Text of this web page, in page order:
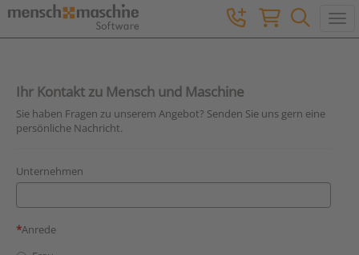
Ihr Kontakt zu Mensch und Maschine
Sie haben Fragen zu unserem Angebot? Senden Sie uns gern eine
persönliche Nachricht.
Unternehmen
Anrede